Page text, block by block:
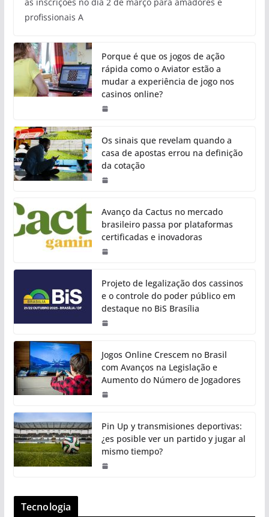
profissionais A
Porque é que os jogos de ação
rápida como o Aviator estão a
mudar a experiência de jogo nos
casinos online?
Os sinais que revelam quando a
casa de apostas errou na definição
da cotação
Avanço da Cactus no mercado
brasileiro passa por plataformas
certificadas e inovadoras
Projeto de legalização dos cassinos
e o controle do poder público em
destaque no BiS Brasília
Jogos Online Crescem no Brasil
com Avanços na Legislação e
Aumento do Número de Jogadores
Pin Up y transmisiones deportivas:
¿es posible ver un partido y jugar al
mismo tiempo?
Tecnologia